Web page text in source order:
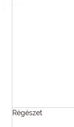
Régészet